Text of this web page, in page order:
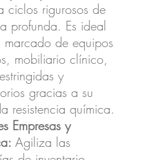
ciclos rigurosos de
profunda. Es ideal
marcado de equipos
mobiliario clínico,
y
gracias a su
resistencia química.
Empresas y
Agiliza las